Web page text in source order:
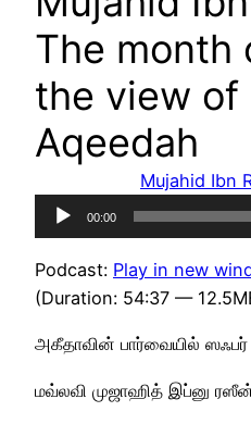
The month
the view of
Aqeedah
Mujahid Ibn
Audio
Player
00:00
Podcast: Play in new
(Duration: 54:37 —
அகீதாவின் பார்வையில்
மவ்லவி முஜாஹித் இப்னு